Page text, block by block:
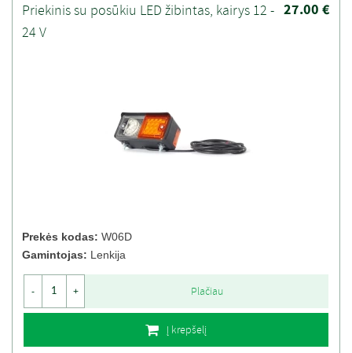
27.00 €
Priekinis su posūkiu LED žibintas, kairys 12 -
24 V
Prekės kodas: W06D
Gamintojas: Lenkija
- + Plačiau
Į krepšelį